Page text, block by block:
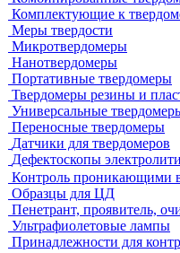
Ультразвуковые
Динамические
Стационарные твердомеры
Комбинированные
Комплектующие к
Меры твердости
Микротвердомеры
Нанотвердомеры
Портативные твердомеры
Твердомеры резины и
Универсальные
Переносные твердомеры
Датчики для твердомеров